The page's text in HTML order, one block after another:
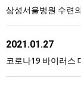
삼성서울병원 수련
2021.01.27
코로나19 바이러스